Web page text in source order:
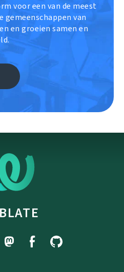
voor een van de meest
van
en groeien samen en